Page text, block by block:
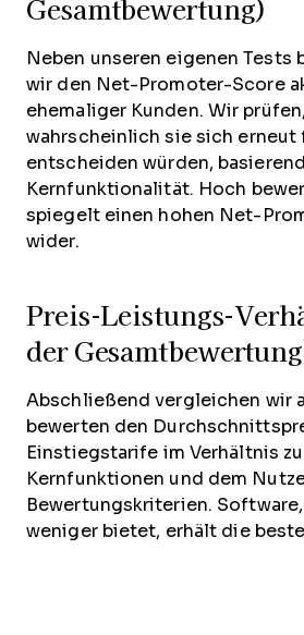
Gesamtbewertung)
Neben unseren eigenen Tests
wir den Net-Promoter-Score
ehemaliger Kunden. Wir
wahrscheinlich sie sich erneut
entscheiden würden,
Kernfunktionalität. Hoch
spiegelt einen hohen Net-
wider.
Preis-Leistungs-
der
Abschließend vergleichen wir
bewerten den
Einstiegstarife im Verhältnis
Kernfunktionen und dem
Bewertungskriterien.
weniger bietet, erhält die